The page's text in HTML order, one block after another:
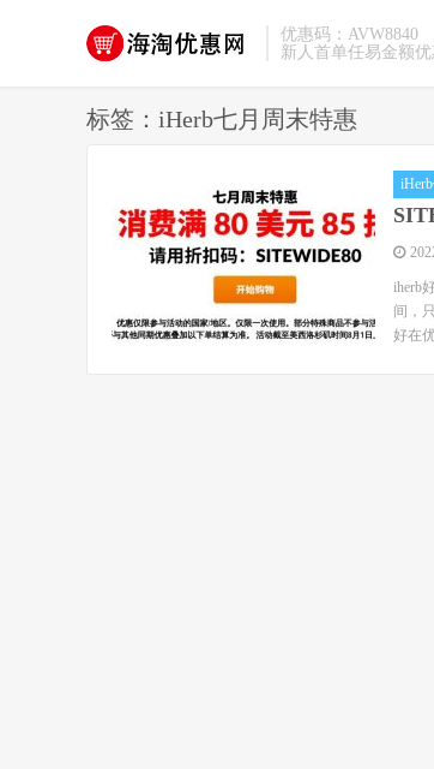
优惠码：AVW8840
新人首单任易金额优
标签：iHerb七月周末特惠
iherb
间，
好在